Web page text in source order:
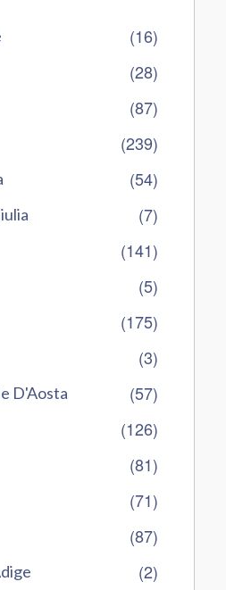
(16)
(28)
(87)
(239)
(54)
(7)
(141)
(5)
(175)
(3)
D'Aosta (57)
(126)
(81)
(71)
(87)
(2)